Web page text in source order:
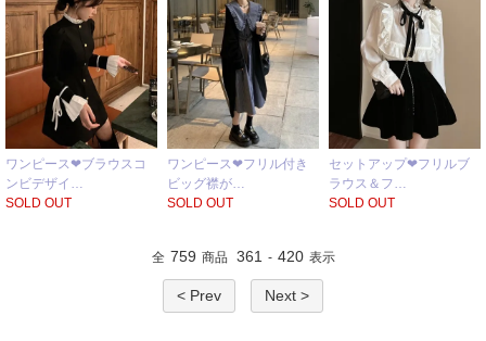
ワンピース❤ブラウスコ
ンビデザイ…
SOLD OUT
ワンピース❤フリル付き
ビッグ襟が…
SOLD OUT
セットアップ❤フリルブ
ラウス＆フ…
SOLD OUT
全 759 商品 361 - 420 表示
< Prev Next >